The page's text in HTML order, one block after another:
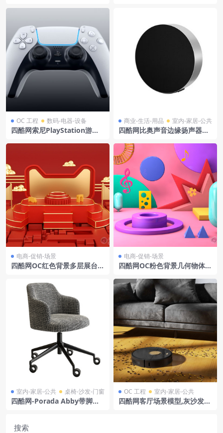
OC 工程 数码-电器-设备
四酷网索尼PlayStation游戏
商业-生活-用品 室内-家居-公共
四酷网比奥声音边缘扬声器模
电商-促销-场景
四酷网OC红色背景多层展台金
电商-促销-场景
四酷网OC粉色背景几何物体音
室内-家居-公共 桌椅-沙发-门窗
四酷网-Porada Abby带脚轮
OC 工程 室内-家居-公共
四酷网客厅场景模型,灰沙发下
搜索